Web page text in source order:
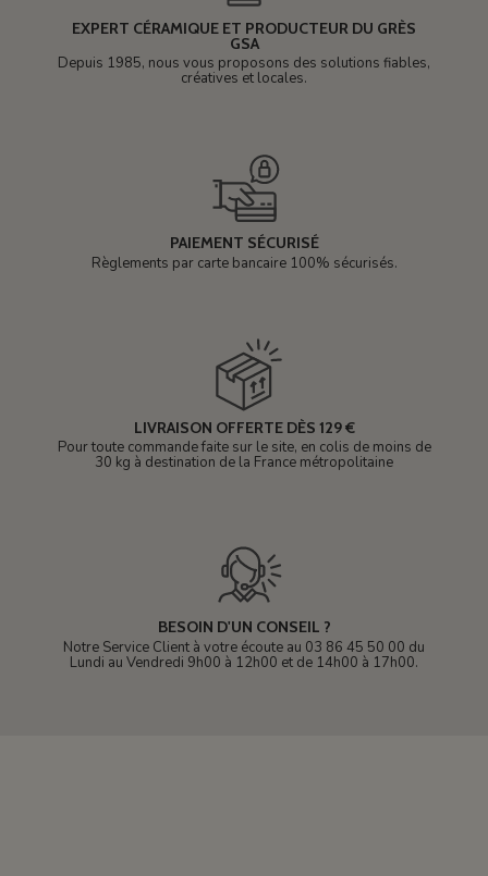
EXPERT CÉRAMIQUE ET PRODUCTEUR DU GRÈS
GSA
Depuis 1985, nous vous proposons des solutions fiables,
créatives et locales.
PAIEMENT SÉCURISÉ
Règlements par carte bancaire 100% sécurisés.
LIVRAISON OFFERTE DÈS 129 €
Pour toute commande faite sur le site, en colis de moins de
30 kg à destination de la France métropolitaine
BESOIN D'UN CONSEIL ?
Notre Service Client à votre écoute au 03 86 45 50 00 du
Lundi au Vendredi 9h00 à 12h00 et de 14h00 à 17h00.